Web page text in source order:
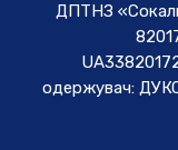
ДПТНЗ
одержувач: